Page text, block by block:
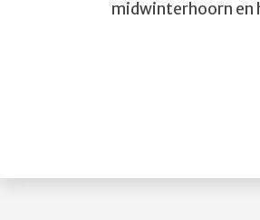
midwinterhoorn en